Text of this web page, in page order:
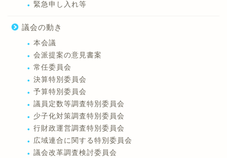
緊急申し入れ等
議会の動き
本会議
会派提案の意見書案
常任委員会
決算特別委員会
予算特別委員会
議員定数等調査特別委員会
少子化対策調査特別委員会
行財政運営調査特別委員会
広域連合に関する特別委員会
議会改革調査検討委員会